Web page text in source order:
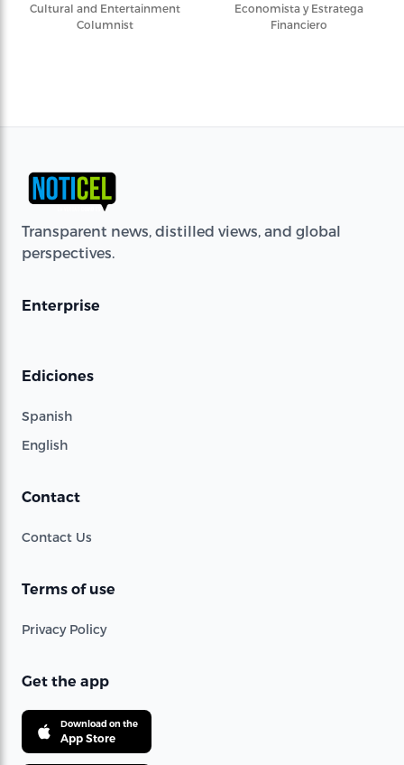
Cultural and Entertainment
Columnist
Economista y Estratega
Financiero
Transparent news, distilled views, and global
perspectives.
Enterprise
Ediciones
Spanish
English
Contact
Contact Us
Terms of use
Privacy Policy
Get the app
Download on the
App Store